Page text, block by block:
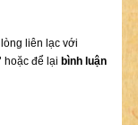
liên lạc với
hoặc để lại bình luận